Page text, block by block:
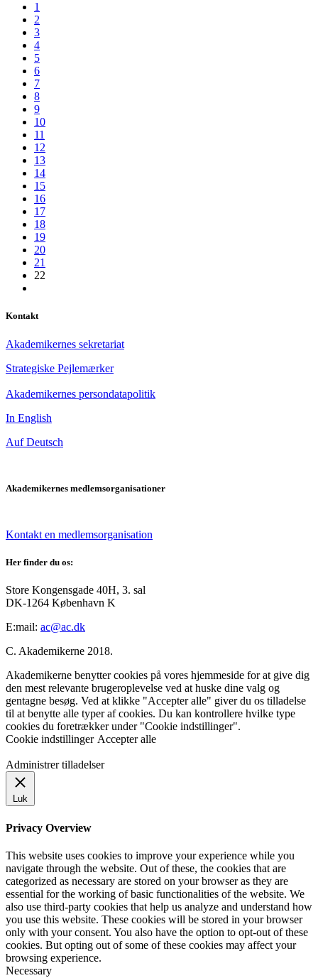
1
2
3
4
5
6
7
8
9
10
11
12
13
14
15
16
17
18
19
20
21
22
Kontakt
Akademikernes sekretariat
Strategiske Pejlemærker
Akademikernes persondatapolitik
In English
Auf Deutsch
Akademikernes medlemsorganisationer
Kontakt en medlemsorganisation
Her finder du os:
Store Kongensgade 40H, 3. sal
DK-1264 København K
E:mail: ac@ac.dk
C. Akademikerne 2018.
Akademikerne benytter cookies på vores hjemmeside for at give dig
den mest relevante brugeroplevelse ved at huske dine valg og
gentagne besøg. Ved at klikke "Accepter alle" giver du os tilladelse
til at benytte alle typer af cookies. Du kan kontrollere hvilke type
cookies du foretrækker under "Cookie indstillinger".
Cookie indstillinger Accepter alle
Administrer tilladelser
Luk
Privacy Overview
This website uses cookies to improve your experience while you
navigate through the website. Out of these, the cookies that are
categorized as necessary are stored on your browser as they are
essential for the working of basic functionalities of the website. We
also use third-party cookies that help us analyze and understand how
you use this website. These cookies will be stored in your browser
only with your consent. You also have the option to opt-out of these
cookies. But opting out of some of these cookies may affect your
browsing experience.
Necessary